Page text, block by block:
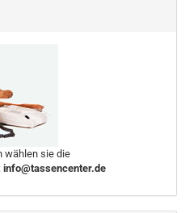
wählen sie die
info@tassencenter.de